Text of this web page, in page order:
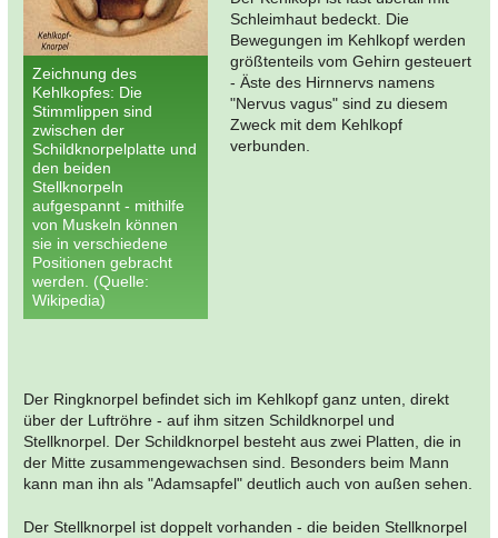
Zeichnung des
Kehlkopfes: Die
Stimmlippen sind
zwischen der
Schildknorpelplatte und
den beiden
Stellknorpeln
aufgespannt - mithilfe
von Muskeln können
sie in verschiedene
Positionen gebracht
werden. (Quelle:
Wikipedia)
Schleimhaut bedeckt. Die
Bewegungen im Kehlkopf werden
größtenteils vom Gehirn gesteuert
- Äste des Hirnnervs namens
"Nervus vagus" sind zu diesem
Zweck mit dem Kehlkopf
verbunden.
Der Ringknorpel befindet sich im Kehlkopf ganz unten, direkt
über der Luftröhre - auf ihm sitzen Schildknorpel und
Stellknorpel. Der Schildknorpel besteht aus zwei Platten, die in
der Mitte zusammengewachsen sind. Besonders beim Mann
kann man ihn als "Adamsapfel" deutlich auch von außen sehen.
Der Stellknorpel ist doppelt vorhanden - die beiden Stellknorpel